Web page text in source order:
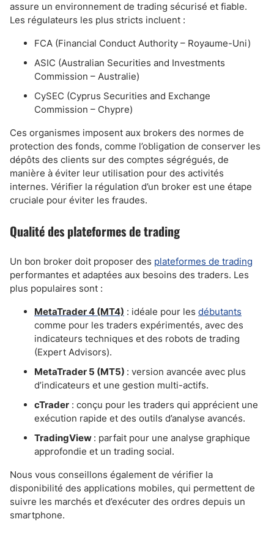
assure un environnement de trading sécurisé et fiable.
Les régulateurs les plus stricts incluent :
FCA (Financial Conduct Authority – Royaume-Uni)
ASIC (Australian Securities and Investments
Commission – Australie)
CySEC (Cyprus Securities and Exchange
Commission – Chypre)
Ces organismes imposent aux brokers des normes de
protection des fonds, comme l’obligation de conserver les
dépôts des clients sur des comptes ségrégués, de
manière à éviter leur utilisation pour des activités
internes. Vérifier la régulation d’un broker est une étape
cruciale pour éviter les fraudes.
Qualité des plateformes de trading
Un bon broker doit proposer des plateformes de trading
performantes et adaptées aux besoins des traders. Les
plus populaires sont :
MetaTrader 4 (MT4) : idéale pour les débutants
comme pour les traders expérimentés, avec des
indicateurs techniques et des robots de trading
(Expert Advisors).
MetaTrader 5 (MT5) : version avancée avec plus
d’indicateurs et une gestion multi-actifs.
cTrader : conçu pour les traders qui apprécient une
exécution rapide et des outils d’analyse avancés.
TradingView : parfait pour une analyse graphique
approfondie et un trading social.
Nous vous conseillons également de vérifier la
disponibilité des applications mobiles, qui permettent de
suivre les marchés et d’exécuter des ordres depuis un
smartphone.